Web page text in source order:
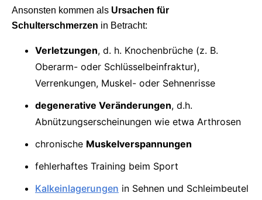
Ansonsten kommen als Ursachen für
Schulterschmerzen in Betracht:
Verletzungen, d. h. Knochenbrüche (z. B.
Oberarm- oder Schlüsselbeinfraktur),
Verrenkungen, Muskel- oder Sehnenrisse
degenerative Veränderungen, d.h.
Abnützungserscheinungen wie etwa Arthrosen
chronische Muskelverspannungen
fehlerhaftes Training beim Sport
Kalkeinlagerungen in Sehnen und Schleimbeutel